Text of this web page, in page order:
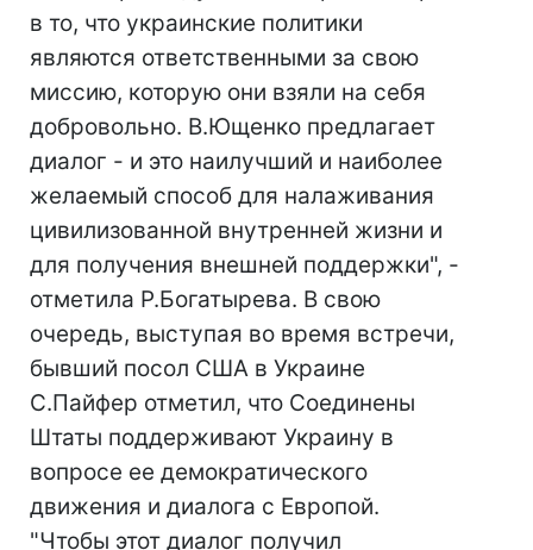
в то, что украинские политики
являются ответственными за свою
миссию, которую они взяли на себя
добровольно. В.Ющенко предлагает
диалог - и это наилучший и наиболее
желаемый способ для налаживания
цивилизованной внутренней жизни и
для получения внешней поддержки", -
отметила Р.Богатырева. В свою
очередь, выступая во время встречи,
бывший посол США в Украине
С.Пайфер отметил, что Соединены
Штаты поддерживают Украину в
вопросе ее демократического
движения и диалога с Европой.
"Чтобы этот диалог получил